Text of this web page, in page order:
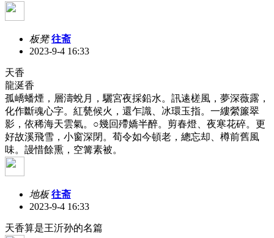
板凳 往斋
2023-9-4 16:33
天香
龍涎香
孤嶠蟠煙，層濤蛻月，驪宮夜採鉛水。訊逺槎風，夢深薇露，
化作斷魂心字。紅甆候火，還乍識、冰環玉指。一縷縈簾翠
影，依稀海天雲氣。○幾回殢嬌半醉。剪春燈、夜寒花碎。更
好故溪飛雪，小窗深閉。荀令如今頓老，總忘却、樽前舊風
味。謾惜餘熏，空篝素被。
地板 往斋
2023-9-4 16:33
天香算是王沂孙的名篇